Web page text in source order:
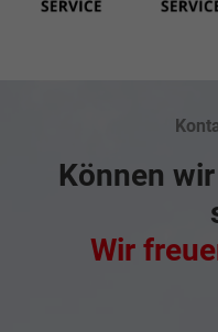
Können
Wir